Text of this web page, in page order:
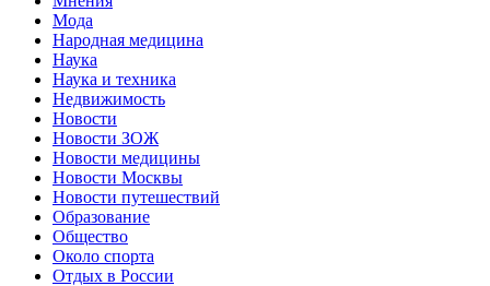
Мода
Народная медицина
Наука
Наука и техника
Недвижимость
Новости
Новости ЗОЖ
Новости медицины
Новости Москвы
Новости путешествий
Образование
Общество
Около спорта
Отдых в России